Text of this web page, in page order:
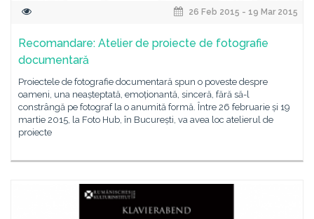
26 Feb 2015 - 19 Mar 2015
Recomandare: Atelier de proiecte de fotografie
documentară
Proiectele de fotografie documentară spun o poveste despre
oameni, una neașteptată, emoționantă, sinceră, fără să-l
constrângă pe fotograf la o anumită formă. Între 26 februarie și 19
martie 2015, la Foto Hub, în București, va avea loc atelierul de
proiecte